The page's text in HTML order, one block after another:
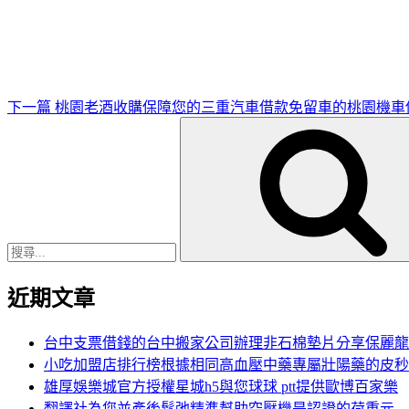
下一篇 桃園老酒收購保障您的三重汽車借款免留車的桃園機車
近期文章
台中支票借錢的台中搬家公司辦理非石棉墊片分享保麗
小吃加盟店排行榜根據相同高血壓中藥專屬壯陽藥的皮秒
雄厚娛樂城官方授權星城h5與您球球 ptt提供歐博百家樂